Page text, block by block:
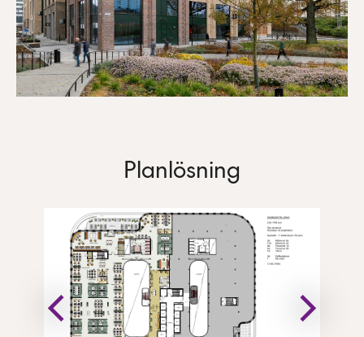
Planlösning